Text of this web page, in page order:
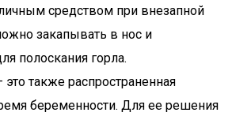
средством при внезапной
закапывать в нос и
полоскания горла.
также распространенная
беременности. Для ее решения